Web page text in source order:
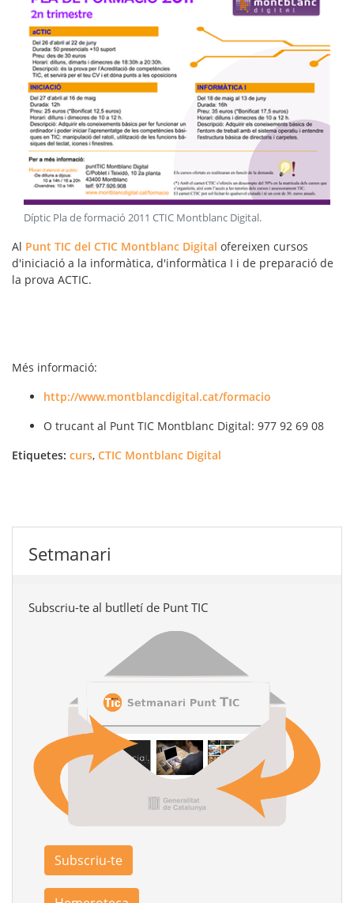
Díptic Pla de formació 2011 CTIC Montblanc Digital.
Al Punt TIC del CTIC Montblanc Digital ofereixen cursos
d'iniciació a la informàtica, d'informàtica I i de preparació de
la prova ACTIC.
Més informació:
http://www.montblancdigital.cat/formacio
O trucant al Punt TIC Montblanc Digital: 977 92 69 08
Etiquetes: curs, CTIC Montblanc Digital
Setmanari
Subscriu-te al butlletí de Punt TIC
Subscriu-te